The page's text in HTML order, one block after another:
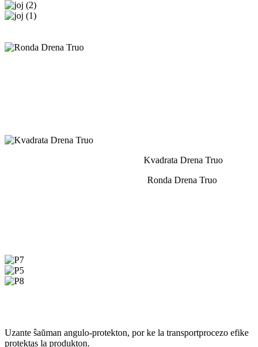
Kvadrata Drena Truo
Ronda Drena Truo
Uzante ŝaŭman angulo-protekton, por ke la transportprocezo efike
protektas la produkton.